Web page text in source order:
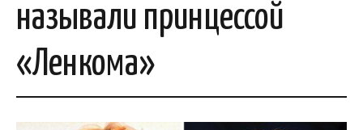
называли принцессой
«Ленкома»